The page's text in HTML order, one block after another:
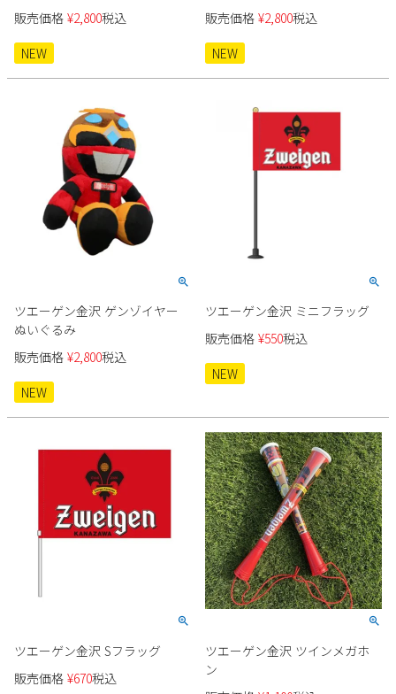
販売価格 ¥2,800税込
NEW
販売価格 ¥2,800税込
NEW
ツエーゲン金沢 ゲンゾイヤー
ぬいぐるみ
販売価格 ¥2,800税込
NEW
ツエーゲン金沢 ミニフラッグ
販売価格 ¥550税込
NEW
ツエーゲン金沢 Sフラッグ
販売価格 ¥670税込
ツエーゲン金沢 ツインメガホ
ン